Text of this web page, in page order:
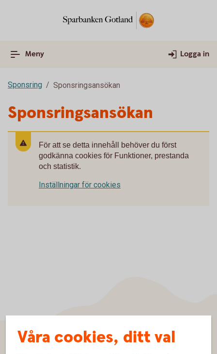
Meny Logga in
Sponsring Sponsringsansökan
Sponsringsansökan
För att se detta innehåll behöver du först
godkänna cookies för Funktioner, prestanda
och statistik.
Inställningar för cookies
Våra cookies, ditt val